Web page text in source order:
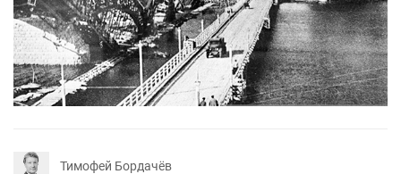
Тимофей Бордачёв